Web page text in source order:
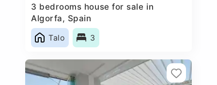
3 bedrooms house for sale in
Algorfa, Spain
Talo
3